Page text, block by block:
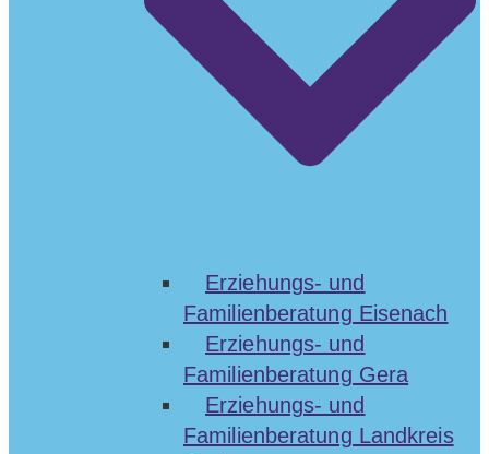
Erziehungs- und
Familienberatung Eisenach
Erziehungs- und
Familienberatung Gera
Erziehungs- und
Familienberatung Landkreis